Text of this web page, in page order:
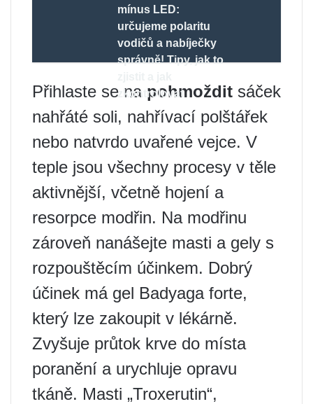
mínus LED:
určujeme polaritu
vodičů a nabíječky
správně! Tipy, jak to
zkontrolovat
Přihlaste se na pohmoždit sáček
nahřáté soli, nahřívací polštářek
nebo natvrdo uvařené vejce. V
teple jsou všechny procesy v těle
aktivnější, včetně hojení a
resorpce modřin. Na modřinu
zároveň nanášejte masti a gely s
rozpouštěcím účinkem. Dobrý
účinek má gel Badyaga forte,
který lze zakoupit v lékárně.
Zvyšuje průtok krve do místa
poranění a urychluje opravu
tkáně. Masti „Troxerutin“,